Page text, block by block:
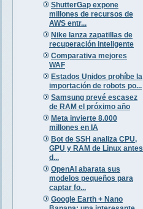
ShutterGap expone
millones de recursos de
AWS entr...
Nike lanza zapatillas de
recuperación inteligente
Comparativa mejores
WAF
Estados Unidos prohíbe la
importación de robots po...
Samsung prevé escasez
de RAM el próximo año
Meta invierte 8.000
millones en IA
Bot de SSH analiza CPU,
GPU y RAM de Linux antes
d...
OpenAI abarata sus
modelos pequeños para
captar fo...
Google Earth + Nano